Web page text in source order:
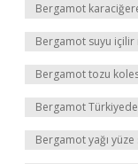
Bergamot
Bergamot suyu içilir
Bergamot tozu
Bergamot
Bergamot yağı